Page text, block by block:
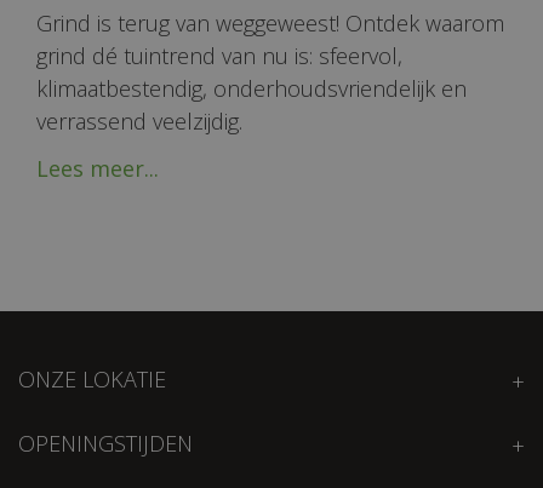
Grind is terug van weggeweest! Ontdek waarom
grind dé tuintrend van nu is: sfeervol,
klimaatbestendig, onderhoudsvriendelijk en
verrassend veelzijdig.
Lees meer...
ONZE LOKATIE
OPENINGSTIJDEN